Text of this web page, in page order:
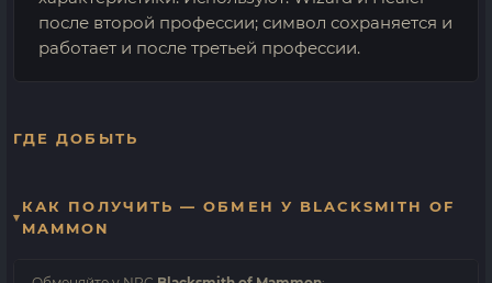
после второй профессии; символ сохраняется и
работает и после третьей профессии.
ГДЕ ДОБЫТЬ
КАК ПОЛУЧИТЬ — ОБМЕН У BLACKSMITH OF
MAMMON